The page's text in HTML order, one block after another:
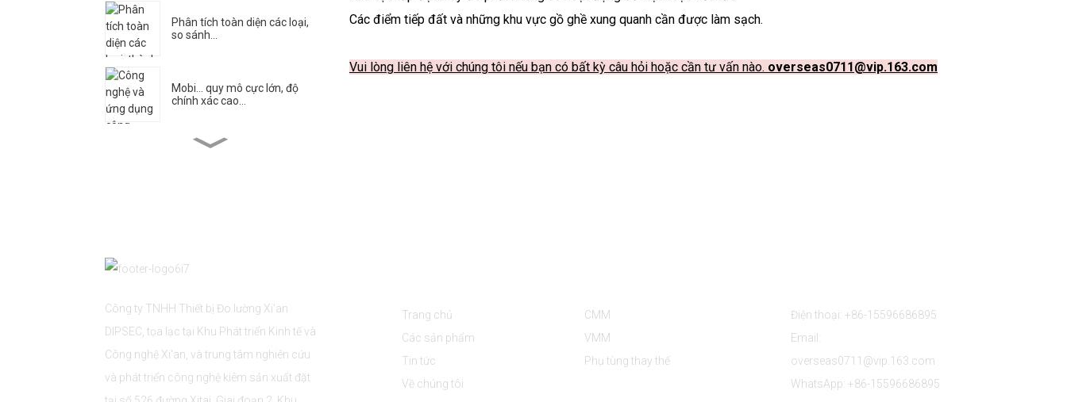
Phân tích toàn diện các loại,
so sánh...
Mobi... quy mô cực lớn, độ
chính xác cao...
Ứng dụng của giá đỡ thay
Các điểm tiếp đất và những khu vực gồ ghề xung quanh cần được làm sạch.
Vui lòng liên hệ với chúng tôi nếu bạn có bất kỳ câu hỏi hoặc cần tư vấn nào. overseas0711@vip.163.com
Công ty TNHH Thiết bị Đo lường Xi'an
DIPSEC, tọa lạc tại Khu Phát triển Kinh tế và
Công nghệ Xi'an, và trung tâm nghiên cứu
và phát triển công nghệ kiêm sản xuất đặt
Trang chủ
Các sản phẩm
Tin tức
Về chúng tôi
CMM
VMM
Phụ tùng thay thế
Điện thoại: +86-15596686895
Email:
overseas0711@vip.163.com
WhatsApp: +86-15596686895